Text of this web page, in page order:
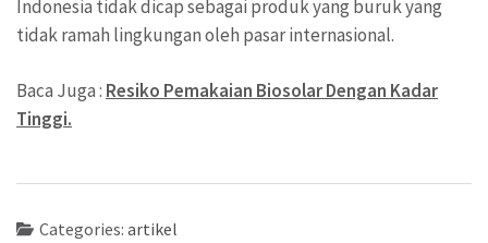
Indonesia tidak dicap sebagai produk yang buruk yang
tidak ramah lingkungan oleh pasar internasional.
Baca Juga : Resiko Pemakaian Biosolar Dengan Kadar
Tinggi.
Categories: artikel